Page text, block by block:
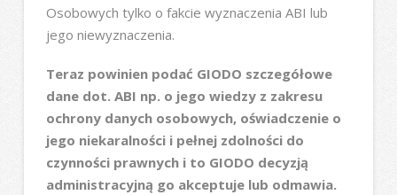
Osobowych tylko o fakcie wyznaczenia ABI lub
jego niewyznaczenia.
Teraz powinien podać GIODO szczegółowe
dane dot. ABI np. o jego wiedzy z zakresu
ochrony danych osobowych, oświadczenie o
jego niekaralności i pełnej zdolności do
czynności prawnych i to GIODO decyzją
administracyjną go akceptuje lub odmawia.